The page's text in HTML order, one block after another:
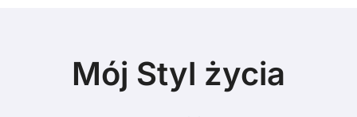
Mój Styl życia